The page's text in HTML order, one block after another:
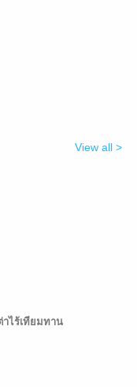
View all >
ไร้เทียมทาน